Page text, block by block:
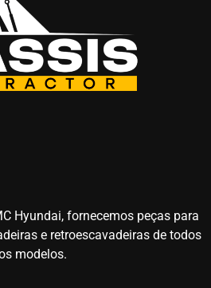
Hyundai, fornecemos peças para
e retroescavadeiras de todos
modelos.